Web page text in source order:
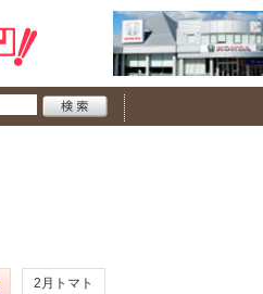
2月トマト